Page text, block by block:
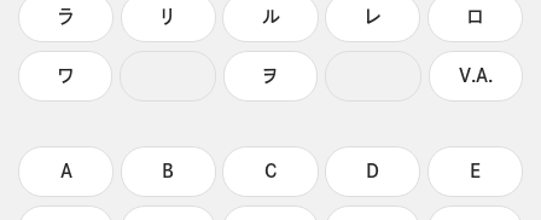
ラ リ ル レ ロ
ワ ヲ V.A.
A B C D E